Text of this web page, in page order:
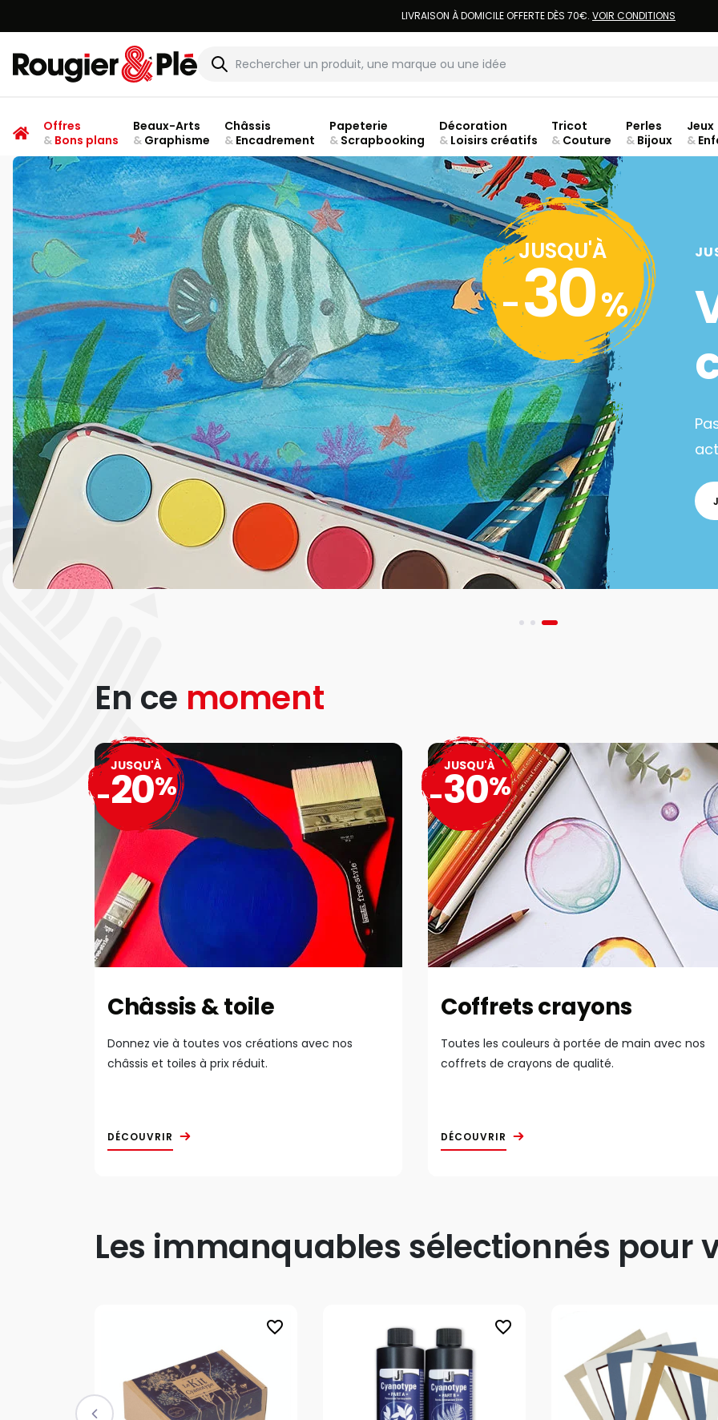
LIVRAISON À DOMICILE OFFERTE DÈS 70€. VOIR CONDITIONS
Rougier & Plé
Offres
&Bons plans
Beaux-Arts
&Graphisme
Châssis
&Encadrement
Papeterie
&Scrapbooking
Décoration
&Loisirs créatifs
Tricot
& Couture
Perles
& Bijoux
Jeux
&
JUSQU'À
-30%
En ce moment
Châssis & toile
Donnez vie à toutes vos créations avec nos
châssis et toiles à prix réduit.
DÉCOUVRIR
JUSQU'À
-20%
Coffrets crayons
Toutes les couleurs à portée de main avec nos
coffrets de crayons de qualité.
DÉCOUVRIR
JUSQU'À
-30%
Les immanquables sélectionnés pour
favorite_border favorite_border